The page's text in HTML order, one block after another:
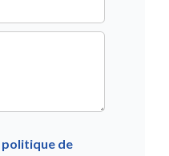
politique de